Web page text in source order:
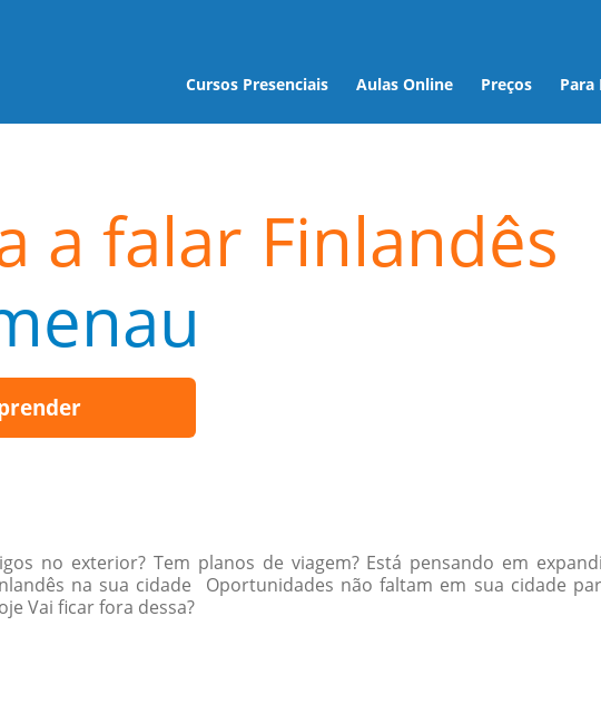
Cursos Presenciais Aulas Online Preços Para
a falar Finlandês
no exterior? Tem planos de viagem? Está pensando em
na sua cidade Oportunidades não faltam em sua cidade
Vai ficar fora dessa?